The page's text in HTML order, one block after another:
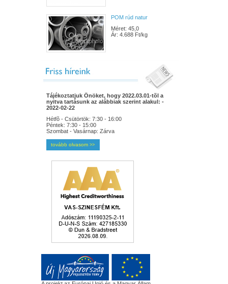
POM rúd natur
Méret: 45,0
Ár: 4.688 Ft/kg
Tájékoztatjuk Önöket, hogy 2022.03.01-tõl a
nyitva tartásunk az alábbiak szerint alakul: -
2022-02-22
Hétfõ - Csütörtök: 7:30 - 16:00
Péntek: 7:30 - 15:00
Szombat - Vasárnap: Zárva
tovább olvasom >>